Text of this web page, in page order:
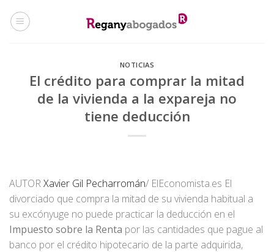
NOTICIAS
El crédito para comprar la mitad
de la vivienda a la expareja no
tiene deducción
AUTORXavier Gil Pecharromán/ ElEconomista.es El
divorciado que compra la mitad de su vivienda habitual a
su excónyuge no puede practicar la deducción en el
Impuesto sobre la Renta por las cantidades que pague al
banco por el crédito hipotecario de la parte adquirida,